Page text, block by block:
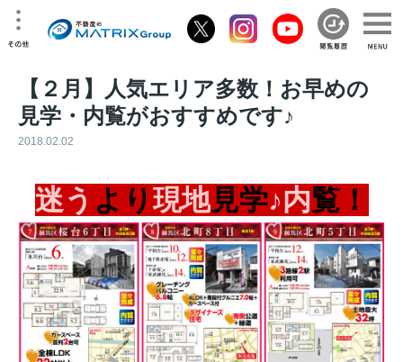
【２月】人気エリア多数！お早めの
見学・内覧がおすすめです♪
2018.02.02
迷う より現地見学♪内覧！